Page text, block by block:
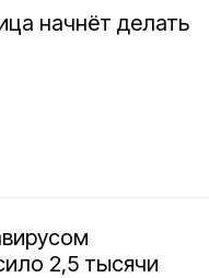
начнёт делать
2,5 тысячи